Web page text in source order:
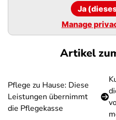
Ja
Manage
Artikel
Pflege zu Hause: Diese
Leistungen übernimmt
die Pflegekasse